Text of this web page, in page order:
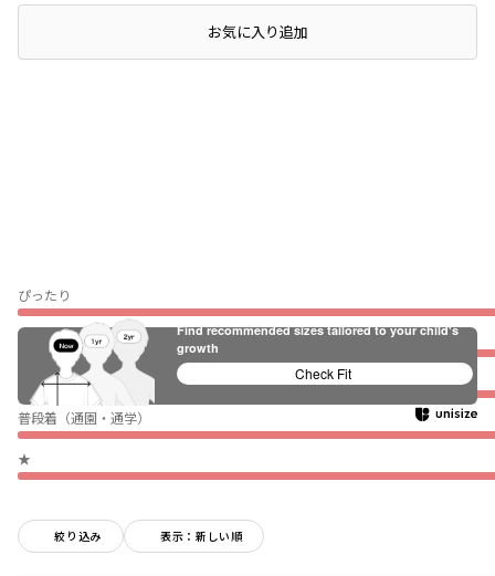
ぴったり
薄い
伸びない
普段着（通園・通学）
★
絞り込み 表示：新しい順
店頭在庫を確認するお気に入り追加
Find recommended sizes tailored to your child's
growth
Check Fit